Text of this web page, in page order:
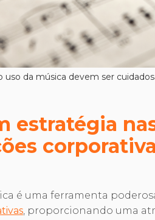
uso da música devem ser
estratégia
é uma ferramenta
, proporcionando uma